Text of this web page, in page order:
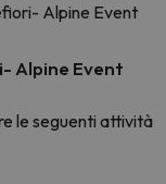
Alpine Event
Alpine Event
le seguenti attività